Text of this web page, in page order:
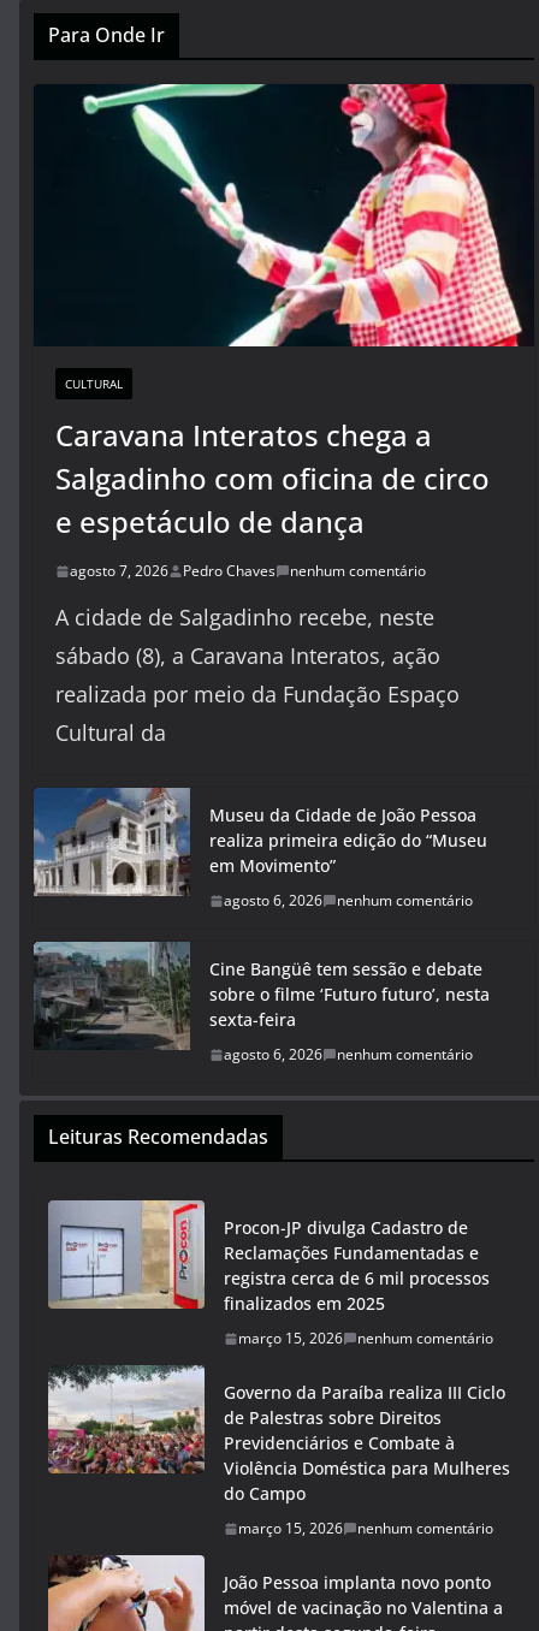
Para Onde Ir
CULTURAL
Caravana Interatos chega a
Salgadinho com oficina de circo
e espetáculo de dança
agosto 7, 2026 Pedro Chaves nenhum comentário
A cidade de Salgadinho recebe, neste
sábado (8), a Caravana Interatos, ação
realizada por meio da Fundação Espaço
Cultural da
Museu da Cidade de João Pessoa
realiza primeira edição do “Museu
em Movimento”
agosto 6, 2026 nenhum comentário
Cine Bangüê tem sessão e debate
sobre o filme ‘Futuro futuro’, nesta
sexta-feira
agosto 6, 2026 nenhum comentário
Leituras Recomendadas
Procon-JP divulga Cadastro de
Reclamações Fundamentadas e
registra cerca de 6 mil processos
finalizados em 2025
março 15, 2026 nenhum comentário
Governo da Paraíba realiza III Ciclo
de Palestras sobre Direitos
Previdenciários e Combate à
Violência Doméstica para Mulheres
do Campo
março 15, 2026 nenhum comentário
João Pessoa implanta novo ponto
móvel de vacinação no Valentina a